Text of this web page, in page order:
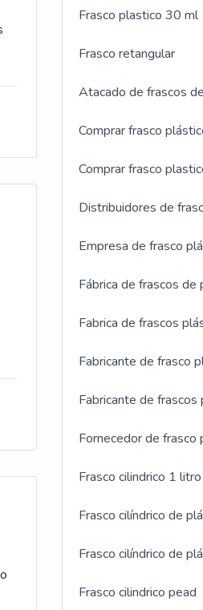
Frasco plastico 30 ml
Frasco retangular
Atacado de frascos
Comprar frasco
Comprar frasco
Distribuidores de
Empresa de frasco
Fábrica de frascos de
Fabrica de frascos
Fabricante de frasco
Fabricante de frascos
Fornecedor de frasco
Frasco cilindrico 1 litro
Frasco cilíndrico de
Frasco cilíndrico de
Frasco cilindrico pead